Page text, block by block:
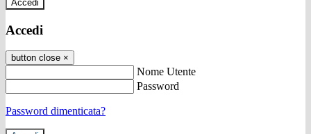
Accedi
Accedi
button close ×
Nome Utente
Password
Password dimenticata?